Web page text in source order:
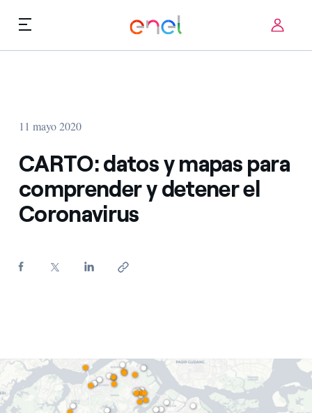
Skip to content
Startup ecosystem
Como funciona
Términos de uso
FAQ
11 mayo 2020
CARTO: datos y mapas para
comprender y detener el
Coronavirus